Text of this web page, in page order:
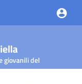
giovanili del